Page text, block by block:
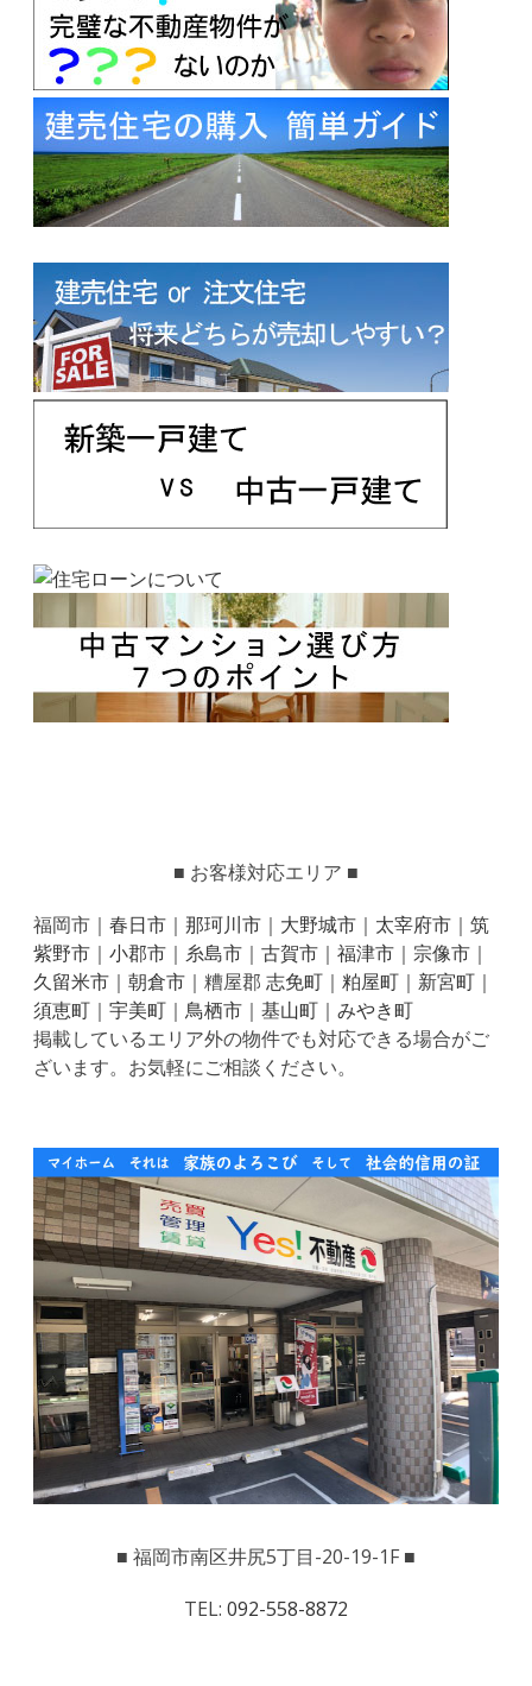
■ お客様対応エリア ■
福岡市｜ 春日市 ｜ 那珂川市 ｜ 大野城市 ｜ 太宰府市 ｜ 筑
紫野市 ｜ 小郡市 ｜ 糸島市 ｜ 古賀市 ｜ 福津市 ｜ 宗像市 ｜
久留米市 ｜ 朝倉市 ｜糟屋郡 志免町 ｜ 粕屋町 ｜ 新宮町 ｜
須恵町 ｜ 宇美町 ｜ 鳥栖市 ｜ 基山町 ｜ みやき町
掲載しているエリア外の物件でも対応できる場合がご
ざいます。お気軽にご相談ください。
■ 福岡市南区井尻5丁目-20-19-1F ■
TEL: 092-558-8872